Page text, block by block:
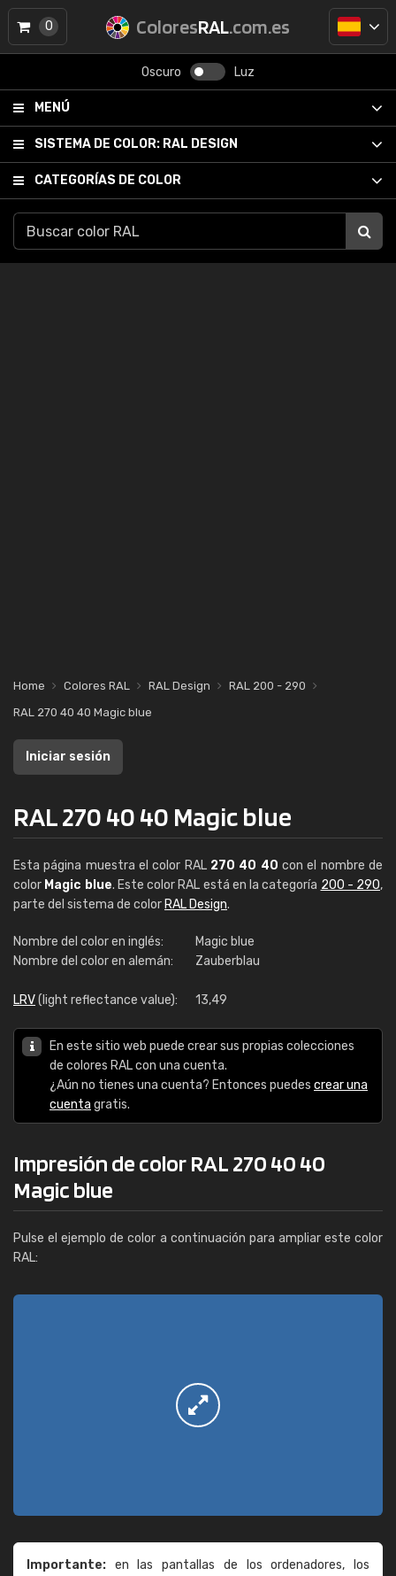
ColoresRAL.com.es
Oscuro Luz
MENÚ
SISTEMA DE COLOR: RAL DESIGN
CATEGORÍAS DE COLOR
0
Home Colores RAL RAL Design
RAL 200 - 290
RAL 270 40 40 Magic blue
Iniciar sesión
RAL 270 40 40 Magic blue
Esta página muestra el color RAL 270 40 40 con el nombre de
color Magic blue. Este color RAL está en la categoría 200 - 290,
parte del sistema de color RAL Design.
Nombre del color en inglés:
Magic blue
Nombre del color en alemán:
Zauberblau
LRV(light reflectance value): 13,49
En este sitio web puede crear sus propias colecciones
de colores RAL con una cuenta.
¿Aún no tienes una cuenta? Entonces puedes crear una
cuenta gratis.
Impresión de color RAL 270 40 40
Magic blue
Pulse el ejemplo de color a continuación para ampliar este color
RAL:
Importante: en las pantallas de los ordenadores, los